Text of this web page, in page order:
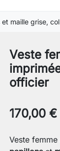
maille grise,
Veste
officier
170,00 €
Veste femme